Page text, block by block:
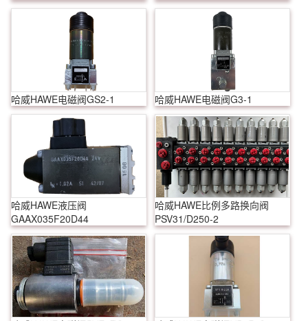
哈威HAWE电磁阀GS2-1 哈威HAWE电磁阀G3-1
哈威HAWE液压阀
GAAX035F20D44
哈威HAWE比例多路换向阀
PSV31/D250-2